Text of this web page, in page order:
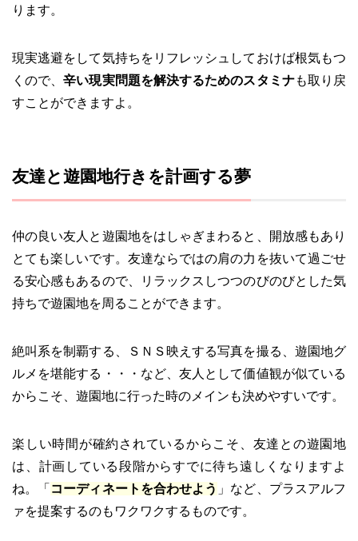
ります。
現実逃避をして気持ちをリフレッシュしておけば根気もつ
くので、辛い現実問題を解決するためのスタミナも取り戻
すことができますよ。
友達と遊園地行きを計画する夢
仲の良い友人と遊園地をはしゃぎまわると、開放感もあり
とても楽しいです。友達ならではの肩の力を抜いて過ごせ
る安心感もあるので、リラックスしつつのびのびとした気
持ちで遊園地を周ることができます。
絶叫系を制覇する、ＳＮＳ映えする写真を撮る、遊園地グ
ルメを堪能する・・・など、友人として価値観が似ている
からこそ、遊園地に行った時のメインも決めやすいです。
楽しい時間が確約されているからこそ、友達との遊園地
は、計画している段階からすでに待ち遠しくなりますよ
ね。「 コーディネートを合わせよう 」など、プラスアルフ
ァを提案するのもワクワクするものです。